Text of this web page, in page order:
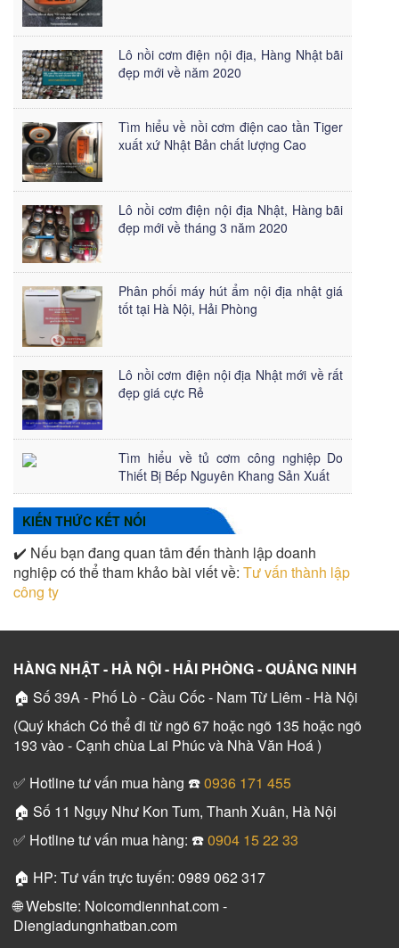
Lô nồi cơm điện nội địa, Hàng Nhật bãi
đẹp mới về năm 2020
Tìm hiểu về nồi cơm điện cao tần Tiger
xuất xứ Nhật Bản chất lượng Cao
Lô nồi cơm điện nội địa Nhật, Hàng bãi
đẹp mới về tháng 3 năm 2020
Phân phối máy hút ẩm nội địa nhật giá
tốt tại Hà Nội, Hải Phòng
Lô nồi cơm điện nội địa Nhật mới về rất
đẹp giá cực Rẻ
Tìm hiểu về tủ cơm công nghiệp Do
Thiết Bị Bếp Nguyên Khang Sản Xuất
KIẾN THỨC KẾT NỐI
✔️ Nếu bạn đang quan tâm đến thành lập doanh
nghiệp có thể tham khảo bài viết về: Tư vấn thành lập
công ty
HÀNG NHẬT - HÀ NỘI - HẢI PHÒNG - QUẢNG NINH
🏠 Số 39A - Phố Lò - Cầu Cốc - Nam Từ Liêm - Hà Nội
(Quý khách Có thể đi từ ngõ 67 hoặc ngõ 135 hoặc ngõ
193 vào - Cạnh chùa Lai Phúc và Nhà Văn Hoá )
✅ Hotline tư vấn mua hàng ☎️0936 171 455
🏠 Số 11 Ngụy Như Kon Tum, Thanh Xuân, Hà Nội
✅ Hotline tư vấn mua hàng: ☎️0904 15 22 33
🏠 HP: Tư vấn trực tuyến: 0989 062 317
🌐 Website: Noicomdiennhat.com -
Diengiadungnhatban.com